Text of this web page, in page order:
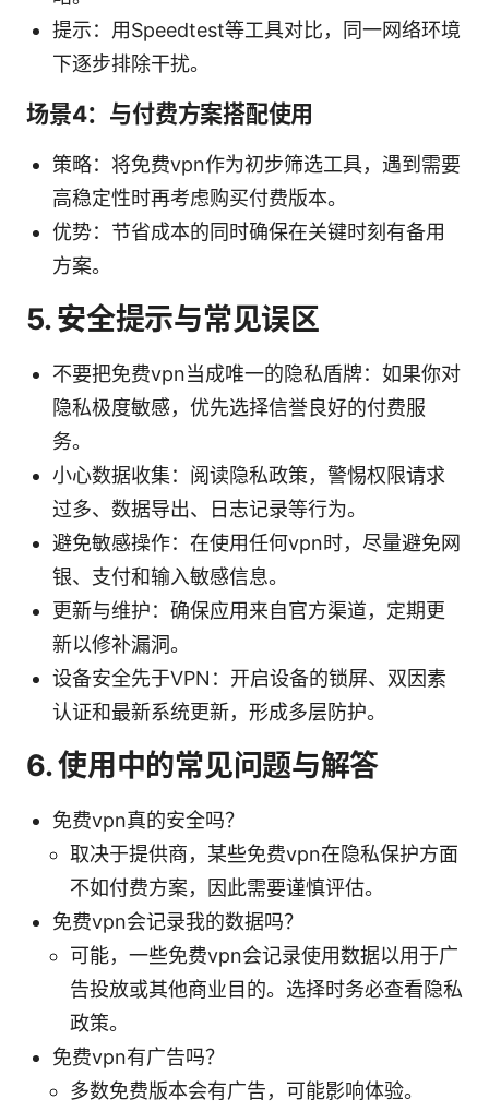
提示：用Speedtest等工具对比，同一网络环境
下逐步排除干扰。
场景4：与付费方案搭配使用
策略：将免费vpn作为初步筛选工具，遇到需要
高稳定性时再考虑购买付费版本。
优势：节省成本的同时确保在关键时刻有备用
方案。
5. 安全提示与常见误区
不要把免费vpn当成唯一的隐私盾牌：如果你对
隐私极度敏感，优先选择信誉良好的付费服
务。
小心数据收集：阅读隐私政策，警惕权限请求
过多、数据导出、日志记录等行为。
避免敏感操作：在使用任何vpn时，尽量避免网
银、支付和输入敏感信息。
更新与维护：确保应用来自官方渠道，定期更
新以修补漏洞。
设备安全先于VPN：开启设备的锁屏、双因素
认证和最新系统更新，形成多层防护。
6. 使用中的常见问题与解答
免费vpn真的安全吗？
取决于提供商，某些免费vpn在隐私保护方面
不如付费方案，因此需要谨慎评估。
免费vpn会记录我的数据吗？
可能，一些免费vpn会记录使用数据以用于广
告投放或其他商业目的。选择时务必查看隐私
政策。
免费vpn有广告吗？
多数免费版本会有广告，可能影响体验。